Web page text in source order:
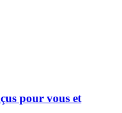
pour vous et